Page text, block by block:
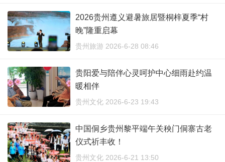
2026贵州遵义避暑旅居暨桐梓夏季“村
晚”隆重启幕
贵州旅游 2026-6-28 08:46
贵阳爱与陪伴心灵呵护中心细雨赴约温
暖相伴
贵州文化 2026-6-23 19:43
中国侗乡贵州黎平端午关秧门侗寨古老
仪式祈丰收！
贵州文化 2026-6-21 13:50